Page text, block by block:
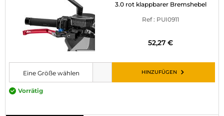
3.0 rot klappbarer Bremshebel
Ref : PUI0911
52,27 €
Bitte wählen Sie eine Größe, bevor Sie den Artikel in den Warenkorb
Eine Größe wählen
Vorrätig
HINZUFÜGEN